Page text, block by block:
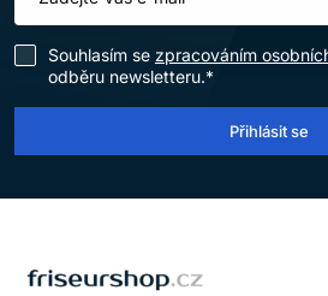
Souhlasím se zpracováním
odběru newsletteru.*
Přihlásit se